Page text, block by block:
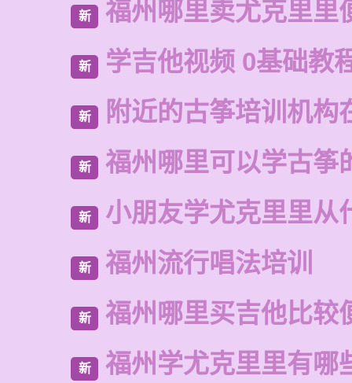
新 福州哪里卖尤克里里
新 学吉他视频 0基础教
新 附近的古筝培训机构
新 福州哪里可以学古筝
新 小朋友学尤克里里从
新 福州流行唱法培训
新 福州哪里买吉他比较
新 福州学尤克里里有哪